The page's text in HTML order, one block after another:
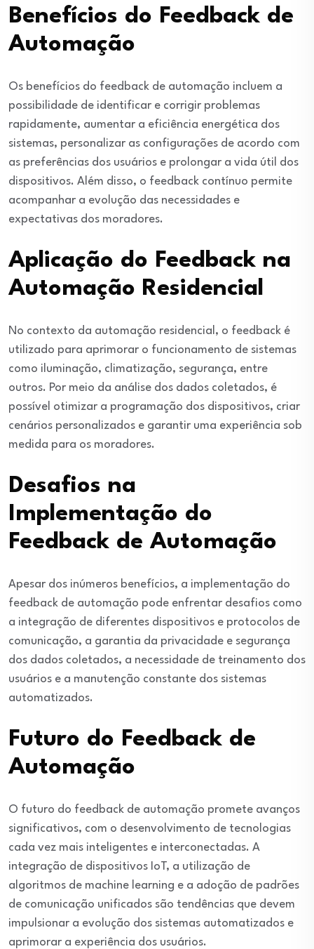
Benefícios do Feedback de
Automação
Os benefícios do feedback de automação incluem a
possibilidade de identificar e corrigir problemas
rapidamente, aumentar a eficiência energética dos
sistemas, personalizar as configurações de acordo com
as preferências dos usuários e prolongar a vida útil dos
dispositivos. Além disso, o feedback contínuo permite
acompanhar a evolução das necessidades e
expectativas dos moradores.
Aplicação do Feedback na
Automação Residencial
No contexto da automação residencial, o feedback é
utilizado para aprimorar o funcionamento de sistemas
como iluminação, climatização, segurança, entre
outros. Por meio da análise dos dados coletados, é
possível otimizar a programação dos dispositivos, criar
cenários personalizados e garantir uma experiência sob
medida para os moradores.
Desafios na
Implementação do
Feedback de Automação
Apesar dos inúmeros benefícios, a implementação do
feedback de automação pode enfrentar desafios como
a integração de diferentes dispositivos e protocolos de
comunicação, a garantia da privacidade e segurança
dos dados coletados, a necessidade de treinamento dos
usuários e a manutenção constante dos sistemas
automatizados.
Futuro do Feedback de
Automação
O futuro do feedback de automação promete avanços
significativos, com o desenvolvimento de tecnologias
cada vez mais inteligentes e interconectadas. A
integração de dispositivos IoT, a utilização de
algoritmos de machine learning e a adoção de padrões
de comunicação unificados são tendências que devem
impulsionar a evolução dos sistemas automatizados e
aprimorar a experiência dos usuários.